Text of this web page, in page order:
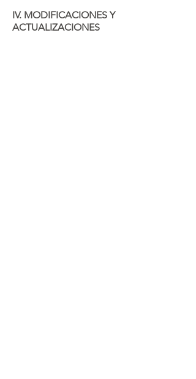
IV. MODIFICACIONES Y
ACTUALIZACIONES